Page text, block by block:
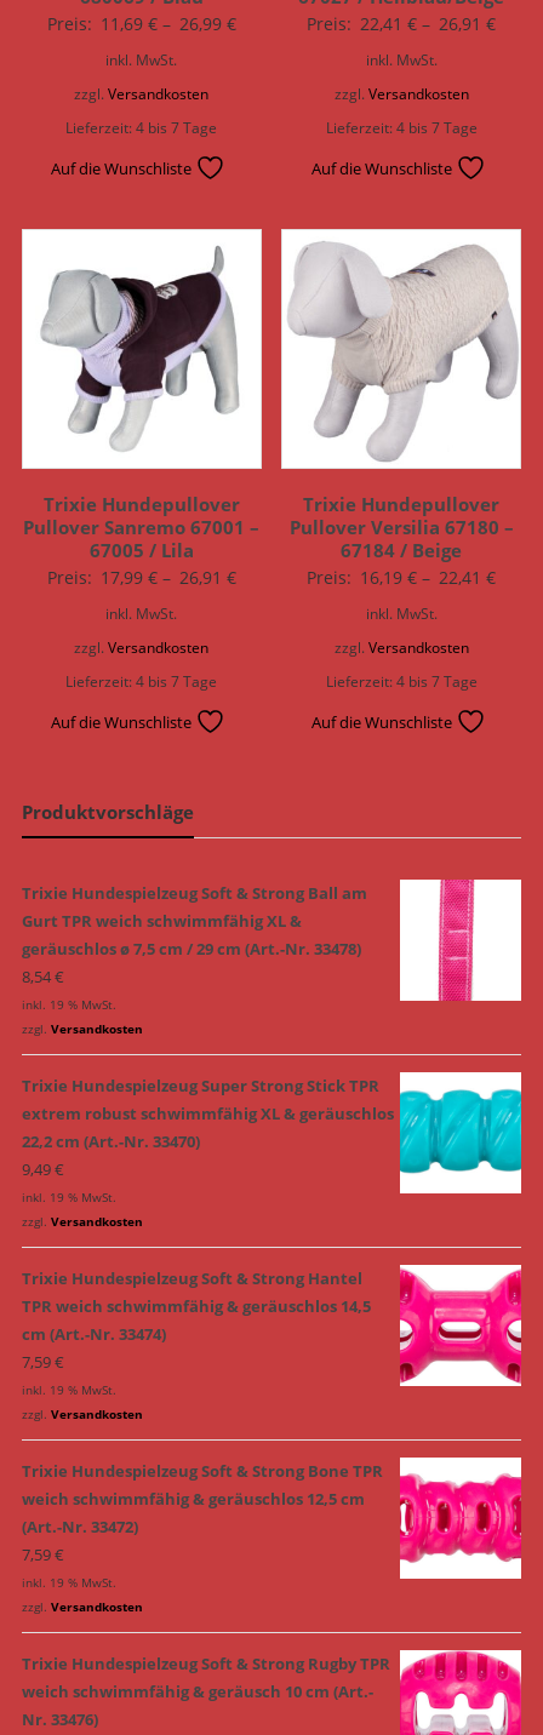
Preis: 11,69 €– 26,99 €
inkl. MwSt.
zzgl.Versandkosten
Lieferzeit:4 bis 7 Tage
Auf die Wunschliste
Preis: 22,41€ – 26,91€
inkl. MwSt.
zzgl. Versandkosten
Lieferzeit:4 bis 7 Tage
Auf die Wunschliste
Trixie Hundepullover
Pullover Sanremo 67001 –
67005 / Lila
Preis: 17,99 €– 26,91 €
inkl. MwSt.
zzgl.Versandkosten
Lieferzeit:4 bis 7 Tage
Auf die Wunschliste
Trixie Hundepullover
Pullover Versilia 67180 –
67184 / Beige
Preis: 16,19€ – 22,41€
inkl. MwSt.
zzgl.Versandkosten
Lieferzeit:4 bis 7 Tage
Auf die Wunschliste
Produktvorschläge
Trixie Hundespielzeug Soft & Strong Ball am
Gurt TPR weich schwimmfähig XL &
geräuschlos ø 7,5 cm / 29 cm (Art.-Nr. 33478)
8,54€
inkl. 19 % MwSt.
zzgl. Versandkosten
Trixie Hundespielzeug Super Strong Stick TPR
extrem robust schwimmfähig XL & geräuschlos
22,2 cm (Art.-Nr. 33470)
9,49€
inkl. 19 % MwSt.
zzgl. Versandkosten
Trixie Hundespielzeug Soft & Strong Hantel
TPR weich schwimmfähig & geräuschlos 14,5
cm (Art.-Nr. 33474)
7,59€
inkl. 19 % MwSt.
zzgl. Versandkosten
Trixie Hundespielzeug Soft & Strong Bone TPR
weich schwimmfähig & geräuschlos 12,5 cm
(Art.-Nr. 33472)
7,59€
inkl. 19 % MwSt.
zzgl. Versandkosten
Trixie Hundespielzeug Soft & Strong Rugby TPR
weich schwimmfähig & geräusch 10 cm (Art.-
Nr. 33476)